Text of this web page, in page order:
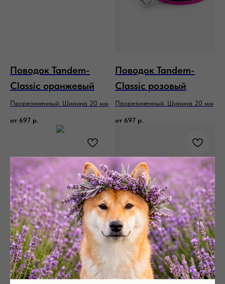
Поводок Tandem-
Classic оранжевый
Прорезиненный. Ширина 20 мм
от 697 р.
Поводок Tandem-
Classic розовый
Прорезиненный. Ширина 20 мм
от 697 р.
Поводок Tandem-
Поводок Tandem-